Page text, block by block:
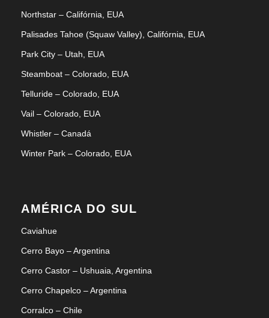
Northstar – Califórnia, EUA
Palisades Tahoe (Squaw Valley), Califórnia, EUA
Park City – Utah, EUA
Steamboat – Colorado, EUA
Telluride – Colorado, EUA
Vail – Colorado, EUA
Whistler – Canadá
Winter Park – Colorado, EUA
AMÉRICA DO SUL
Caviahue
Cerro Bayo – Argentina
Cerro Castor – Ushuaia, Argentina
Cerro Chapelco – Argentina
Corralco – Chile